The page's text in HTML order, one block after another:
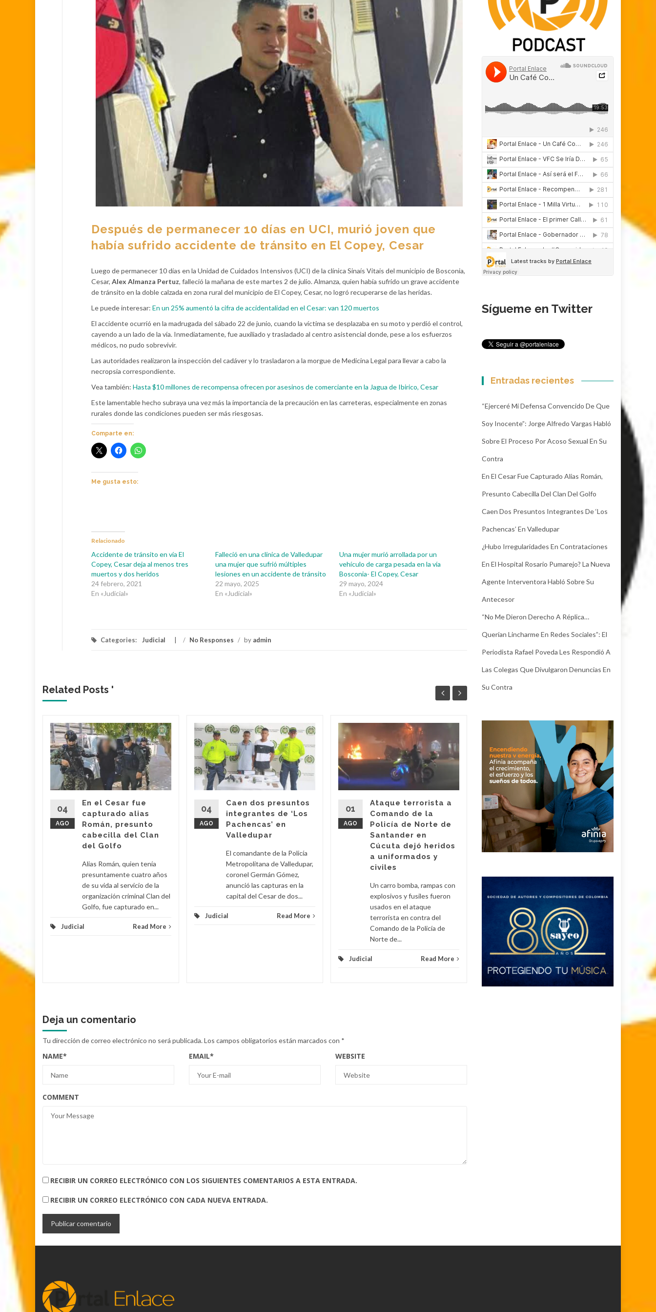
Después de permanecer 10 días en UCI, murió joven que
había sufrido accidente de tránsito en El Copey, Cesar
Luego de permanecer 10 días en la Unidad de Cuidados Intensivos (UCI) de la clínica Sinaís Vitais del municipio de Bosconia,
Cesar, Alex Almanza Pertuz, falleció la mañana de este martes 2 de julio. Almanza, quien había sufrido un grave accidente
de tránsito en la doble calzada en zona rural del municipio de El Copey, Cesar, no logró recuperarse de las heridas.
Le puede interesar: En un 25% aumentó la cifra de accidentalidad en el Cesar: van 120 muertos
El accidente ocurrió en la madrugada del sábado 22 de junio, cuando la víctima se desplazaba en su moto y perdió el control,
cayendo a un lado de la vía. Inmediatamente, fue auxiliado y trasladado al centro asistencial donde, pese a los esfuerzos
médicos, no pudo sobrevivir.
Las autoridades realizaron la inspección del cadáver y lo trasladaron a la morgue de Medicina Legal para llevar a cabo la
necropsia correspondiente.
Vea también: Hasta $10 millones de recompensa ofrecen por asesinos de comerciante en la Jagua de Ibirico, Cesar
Este lamentable hecho subraya una vez más la importancia de la precaución en las carreteras, especialmente en zonas
rurales donde las condiciones pueden ser más riesgosas.
Comparte en:
Me gusta esto:
Relacionado
Accidente de tránsito en vía El
Copey, Cesar deja al menos tres
muertos y dos heridos
24 febrero, 2021
En «Judicial»
Falleció en una clínica de Valledupar
una mujer que sufrió múltiples
lesiones en un accidente de tránsito
22 mayo, 2025
En «Judicial»
Una mujer murió arrollada por un
vehículo de carga pesada en la vía
Bosconia- El Copey, Cesar
29 mayo, 2024
En «Judicial»
Categories: Judicial / No Responses / by admin
Related Posts '
04
AGO
En el Cesar fue
capturado alias
Román, presunto
cabecilla del Clan
del Golfo
Alias Román, quien tenía
presuntamente cuatro años
de su vida al servicio de la
organización criminal Clan del
Golfo, fue capturado en...
Judicial Read More
04
AGO
Caen dos presuntos
integrantes de ‘Los
Pachencas’ en
Valledupar
El comandante de la Policía
Metropolitana de Valledupar,
coronel Germán Gómez,
anunció las capturas en la
capital del Cesar de dos...
Judicial Read More
01
AGO
Ataque terrorista a
Comando de la
Policía de Norte de
Santander en
Cúcuta dejó heridos
a uniformados y
civiles
Un carro bomba, rampas con
explosivos y fusiles fueron
usados en el ataque
terrorista en contra del
Comando de la Policía de
Norte de...
Judicial Read More
JUL
Juez legalizó la
captura de Deimer,
el hombre capturado
por intento de
asesinato de la
empleada de Super
Giros en Valledupar
Un juez con funciones de
control de garantías legalizó
la captura de Deimer José
Acosta Torregrosa, quien
Read More
Deja un comentario
Tu dirección de correo electrónico no será publicada.Los campos obligatorios están marcados con *
NAME* EMAIL* WEBSITE
COMMENT
RECIBIR UN CORREO ELECTRÓNICO CON LOS SIGUIENTES COMENTARIOS A ESTA ENTRADA.
RECIBIR UN CORREO ELECTRÓNICO CON CADA NUEVA ENTRADA.
Sígueme en Twitter
Entradas recientes
“Ejerceré Mi Defensa Convencido De Que
Soy Inocente”: Jorge Alfredo Vargas Habló
Sobre El Proceso Por Acoso Sexual En Su
Contra
En El Cesar Fue Capturado Alias Román,
Presunto Cabecilla Del Clan Del Golfo
Caen Dos Presuntos Integrantes De ‘Los
Pachencas’ En Valledupar
¿Hubo Irregularidades En Contrataciones
En El Hospital Rosario Pumarejo? La Nueva
Agente Interventora Habló Sobre Su
Antecesor
“No Me Dieron Derecho A Réplica…
Querían Lincharme En Redes Sociales”: El
Periodista Rafael Poveda Les Respondió A
Las Colegas Que Divulgaron Denuncias En
Su Contra